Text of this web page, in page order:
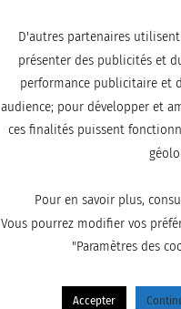
D'autres partenaires
présenter des publicités et
performance publicitaire et
audience; pour développer et
ces finalités puissent
Pour en savoir plus,
Vous pourrez modifier vos
"Paramètres des
Accepter